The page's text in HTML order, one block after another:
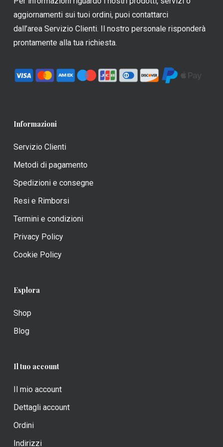
nella
pagina
del
nella
pagina
aggiornamenti sui tuoi ordini, puoi contattarci
dall’area Servizio Clienti. Il nostro personale risponderà
prontamente alla tua richiesta.
Informazioni
Servizio Clienti
Metodi di pagamento
Spedizioni e consegne
Resi e Rimborsi
Termini e condizioni
Privacy Policy
Cookie Policy
Esplora
Shop
Blog
Il tuo account
Il mio account
Dettagli account
Ordini
Indirizzi